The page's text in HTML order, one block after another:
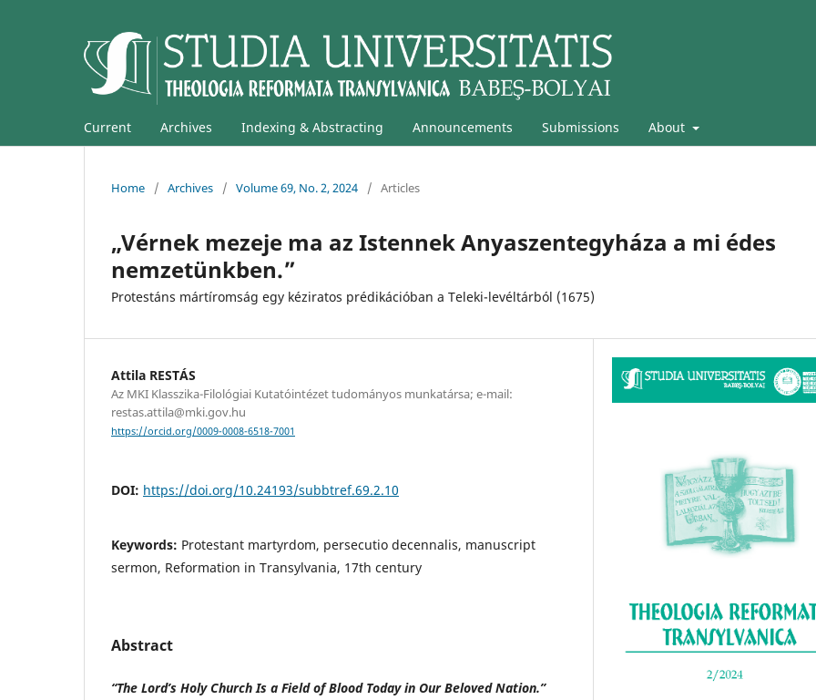
Current Archives Indexing & Abstracting Announcements Submissions About
Home / Archives / Volume 69, No. 2, 2024 / Articles
„Vérnek mezeje ma az Istennek Anyaszentegyháza a mi édes
nemzetünkben.”
Protestáns mártíromság egy kéziratos prédikációban a Teleki-levéltárból (1675)
Attila RESTÁS
Az MKI Klasszika-Filológiai Kutatóintézet tudományos munkatársa; e-mail:
restas.attila@mki.gov.hu
https://orcid.org/0009-0008-6518-7001
DOI: https://doi.org/10.24193/subbtref.69.2.10
Keywords: Protestant martyrdom, persecutio decennalis, manuscript
sermon, Reformation in Transylvania, 17th century
Abstract
“The Lord’s Holy Church Is a Field of Blood Today in Our Beloved Nation.”